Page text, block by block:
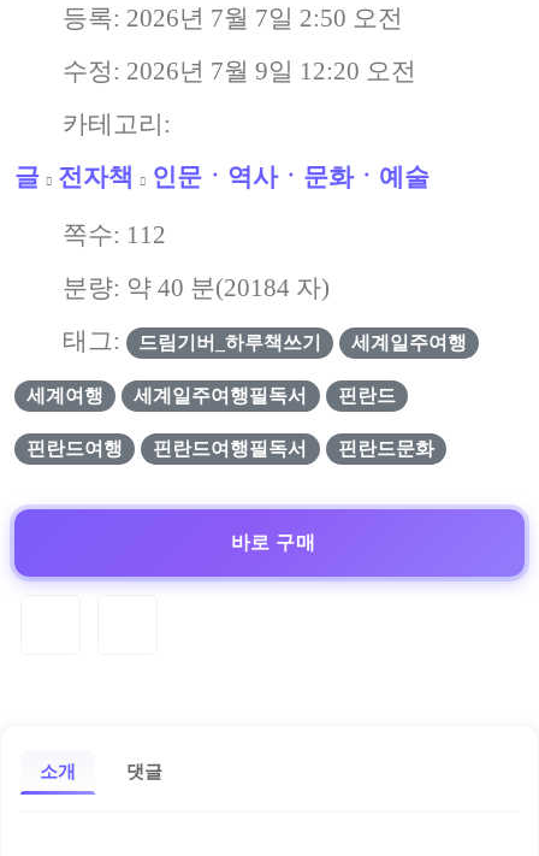
등록: 2026년 7월 7일 2:50 오전
수정: 2026년 7월 9일 12:20 오전
카테고리:
글
전자책 인문ㆍ역사ㆍ문화ㆍ예술
쪽수: 112
분량: 약 40 분(20184 자)
태그:
드림기버_하루책쓰기 세계일주여행
세계여행 세계일주여행필독서 핀란드
핀란드여행 핀란드여행필독서 핀란드문화
바로 구매
소개 댓글